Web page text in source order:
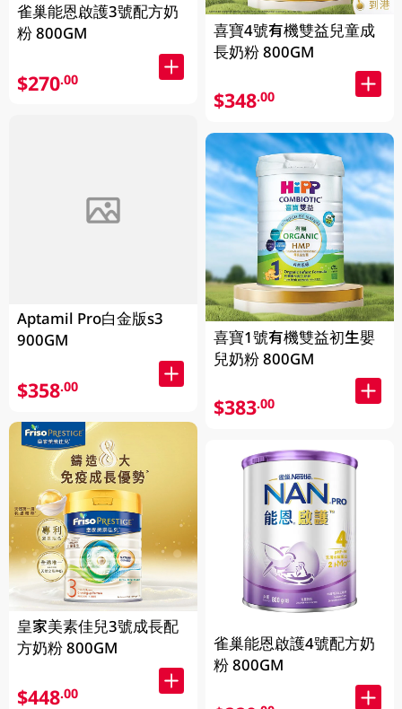
雀巢能恩啟護3號配方奶
粉 800GM
$270.00
Aptamil Pro白金版s3
900GM
$358.00
皇家美素佳兒3號成長配
方奶粉 800GM
$448.00
喜寶4號有機雙益兒童成
長奶粉 800GM
$348.00
喜寶1號有機雙益初生嬰
兒奶粉 800GM
$383.00
雀巢能恩啟護4號配方奶
粉 800GM